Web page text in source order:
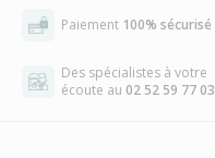
Paiement 100% sécurisé
Des spécialistes à votre
écoute au 02 52 59 77 03